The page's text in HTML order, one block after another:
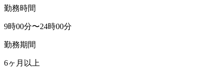
勤務時間
9時00分〜24時00分
勤務期間
6ヶ月以上